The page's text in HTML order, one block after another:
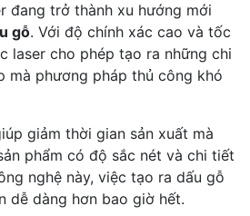
đang trở thành xu hướng mới
gỗ. Với độ chính xác cao và tốc
laser cho phép tạo ra những chi
mà phương pháp thủ công khó
giảm thời gian sản xuất mà
phẩm có độ sắc nét và chi tiết
nghệ này, việc tạo ra dấu gỗ
dễ dàng hơn bao giờ hết.